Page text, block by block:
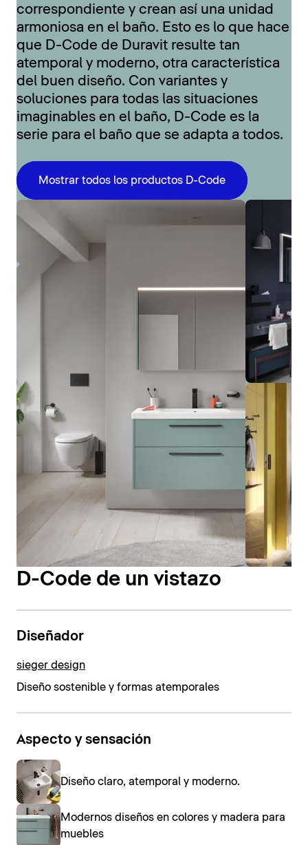
correspondiente y crean así una unidad
armoniosa en el baño. Esto es lo que hace
que D-Code de Duravit resulte tan
atemporal y moderno, otra característica
del buen diseño. Con variantes y
soluciones para todas las situaciones
imaginables en el baño, D-Code es la
serie para el baño que se adapta a todos.
Mostrar todos los productos D-Code
D-Code de un vistazo
Diseñador
sieger design
Diseño sostenible y formas atemporales
Aspecto y sensación
Diseño claro, atemporal y moderno.
Modernos diseños en colores y madera para
muebles